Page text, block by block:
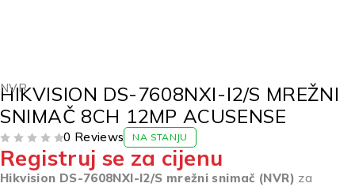
NVR
HIKVISION DS-7608NXI-I2/S MREŽNI
SNIMAČ 8CH 12MP ACUSENSE
0 Reviews NA STANJU
Registruj se za cijenu
Hikvision DS-7608NXI-I2/S mrežni snimač (NVR) za